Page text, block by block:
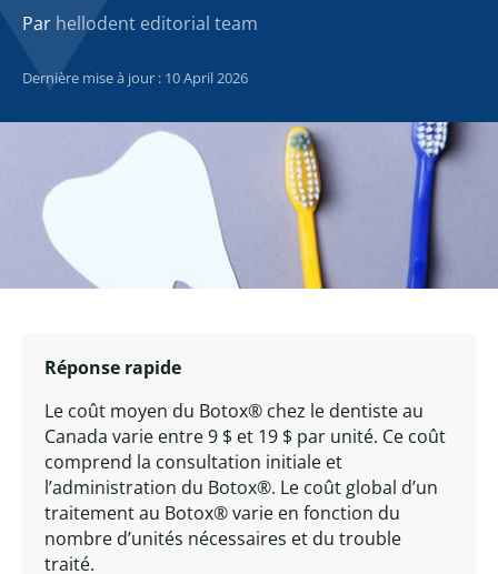
Par hellodent editorial team
Dernière mise à jour : 10 April 2026
Réponse rapide
Le coût moyen du Botox® chez le dentiste au
Canada varie entre 9 $ et 19 $ par unité. Ce coût
comprend la consultation initiale et
l’administration du Botox®. Le coût global d’un
traitement au Botox® varie en fonction du
nombre d’unités nécessaires et du trouble
traité.